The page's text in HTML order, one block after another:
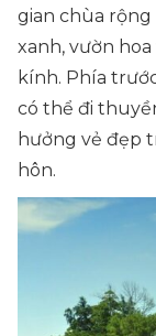
gian chùa
xanh, vườn
kính. Phía
có thể đi
hưởng vẻ đẹp
hôn.